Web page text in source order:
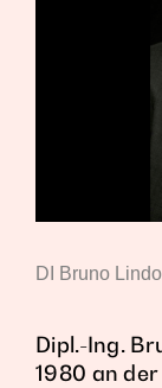
DI Bruno
Dipl.-Ing.
1980 an der